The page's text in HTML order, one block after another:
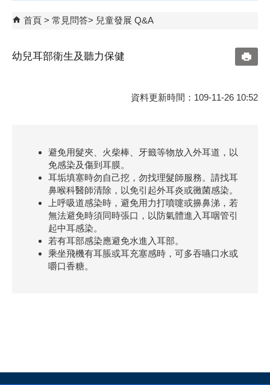
首頁 常見問答 兒童發展 Q&A
幼兒耳部衛生及聽力保健
資料更新時間：109-11-26 10:52
避免用髮夾、火柴棒、牙籤等物放入外耳道，以
免感染及傷到耳膜。
耳垢填塞時勿自己挖，勿找理髮師服務。請找耳
鼻喉科醫師清除，以免引起外耳炎或黴菌感染。
上呼吸道感染時，避免用力打噴嚏或擤鼻涕，若
無法避免時須同時張口，以防氣體進入耳咽管引
起中耳感染。
若有耳部感染應避免水進入耳部。
乘坐飛機有耳脹或耳充塞感時，可多吞嚥口水或
嚼口香糖。